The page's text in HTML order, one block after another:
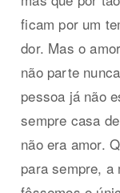
ficam por um
dor. Mas o
não parte
pessoa já não
sempre casa
não era amor.
para sempre, a